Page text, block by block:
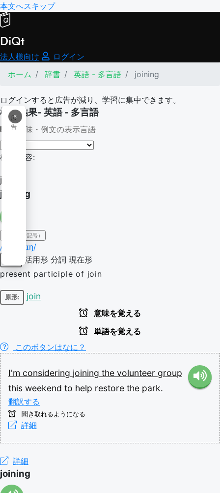
本文へスキップ
DiQt
法人様向け
ログイン
ホーム
辞書 英語 - 多言語 joining
ログインすると広告が減り、学習に集中できます。
×
広
告
検索結果- 英語 - 多言語
意味・例文の表示言語
検索内容:
joining
joining
IPA（発音記号）
/ˈd͡ʒɔɪnɪŋ/
活用形 分詞 現在形
present participle of join
原形: join
意味を覚える
単語を覚える
このボタンはなに？
I'm considering joining the volunteer group
this weekend to help restore the park.
翻訳する
聞き取れるようになる
詳細
詳細
joining